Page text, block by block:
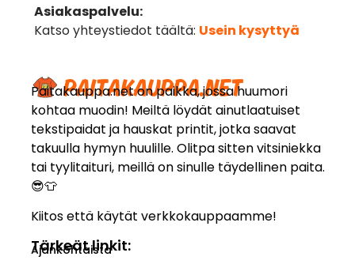
Paitakauppa.net on paikka, jossa huumori
kohtaa muodin! Meiltä löydät ainutlaatuiset
tekstipaidat ja hauskat printit, jotka saavat
takuulla hymyn huulille. Olitpa sitten vitsiniekka
tai tyylitaituri, meillä on sinulle täydellinen paita.
😎👕
Kiitos että käytät verkkokauppaamme!
Tärkeät linkit:
Ajankohtaista
Asiakaspalvelu:
Katso yhteystiedot täältä: Usein kysyttyä